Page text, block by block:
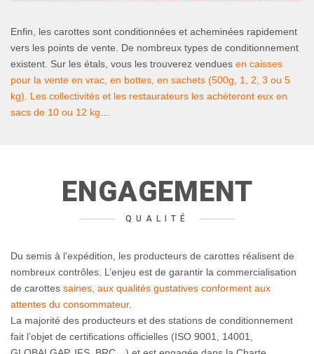
Enfin, les carottes sont conditionnées et acheminées rapidement
vers les points de vente. De nombreux types de conditionnement
existent. Sur les étals, vous les trouverez vendues en caisses
pour la vente en vrac, en bottes, en sachets (500g, 1, 2, 3 ou 5
kg) . Les collectivités et les restaurateurs les achèteront eux en
sacs de 10 ou 12 kg
ENGAGEMENT
QUALITÉ
Du semis à l’expédition, les producteurs de carottes réalisent de
nombreux contrôles. L’enjeu est de garantir la commercialisation
de carottes saines, aux qualités gustatives conforment aux
attentes du consommateur.
La majorité des producteurs et des stations de conditionnement
fait l’objet de certifications officielles (ISO 9001, 14001,